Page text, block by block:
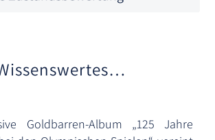
Goldbarren-Album „125 Jahre